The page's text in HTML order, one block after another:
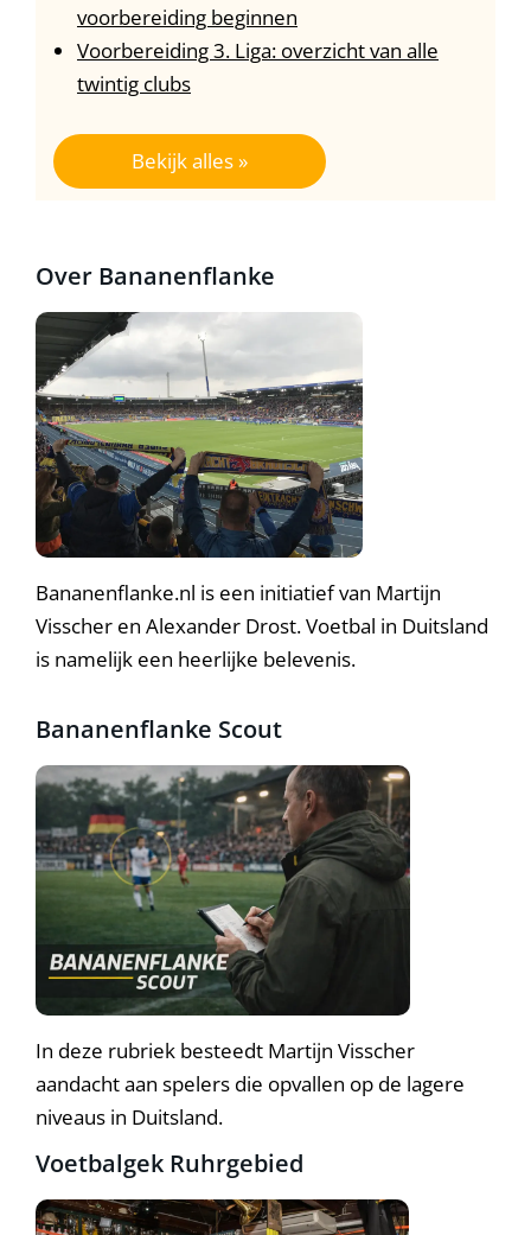
voorbereiding beginnen
Voorbereiding 3. Liga: overzicht van alle
twintig clubs
Bekijk alles »
Over Bananenflanke
Bananenflanke.nl is een initiatief van Martijn
Visscher en Alexander Drost. Voetbal in Duitsland
is namelijk een heerlijke belevenis.
Bananenflanke Scout
In deze rubriek besteedt Martijn Visscher
aandacht aan spelers die opvallen op de lagere
niveaus in Duitsland.
Voetbalgek Ruhrgebied